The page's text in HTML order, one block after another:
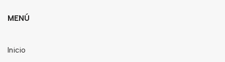
MENÚ
Inicio